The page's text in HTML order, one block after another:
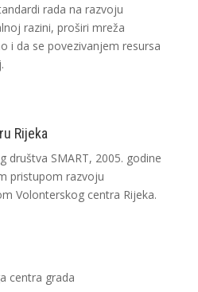
rada na razvoju
razini, proširi mreža
i da se povezivanjem resursa
Rijeka
društva SMART, 2005. godine
pristupom razvoju
Volonterskog centra Rijeka.
centra grada